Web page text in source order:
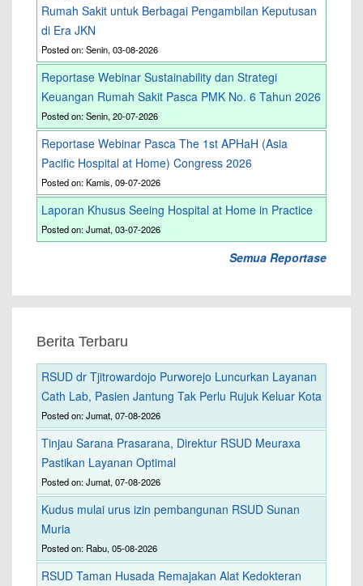
Rumah Sakit untuk Berbagai Pengambilan Keputusan
di Era JKN
Posted on: Senin, 03-08-2026
Reportase Webinar Sustainability dan Strategi
Keuangan Rumah Sakit Pasca PMK No. 6 Tahun 2026
Posted on: Senin, 20-07-2026
Reportase Webinar Pasca The 1st APHaH (Asia
Pacific Hospital at Home) Congress 2026
Posted on: Kamis, 09-07-2026
Laporan Khusus Seeing Hospital at Home in Practice
Posted on: Jumat, 03-07-2026
Semua Reportase
Berita Terbaru
RSUD dr Tjitrowardojo Purworejo Luncurkan Layanan
Cath Lab, Pasien Jantung Tak Perlu Rujuk Keluar Kota
Posted on: Jumat, 07-08-2026
Tinjau Sarana Prasarana, Direktur RSUD Meuraxa
Pastikan Layanan Optimal
Posted on: Jumat, 07-08-2026
Kudus mulai urus izin pembangunan RSUD Sunan
Muria
Posted on: Rabu, 05-08-2026
RSUD Taman Husada Remajakan Alat Kedokteran